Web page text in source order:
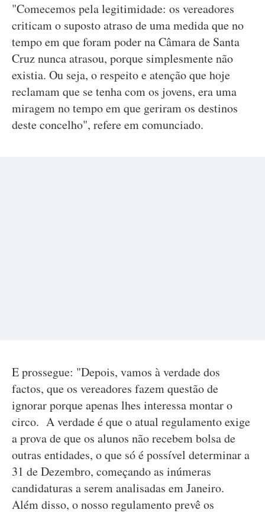
"Comecemos pela legitimidade: os vereadores
criticam o suposto atraso de uma medida que no
tempo em que foram poder na Câmara de Santa
Cruz nunca atrasou, porque simplesmente não
existia. Ou seja, o respeito e atenção que hoje
reclamam que se tenha com os jovens, era uma
miragem no tempo em que geriram os destinos
deste concelho", refere em comunciado.
E prossegue: "Depois, vamos à verdade dos
factos, que os vereadores fazem questão de
ignorar porque apenas lhes interessa montar o
circo. A verdade é que o atual regulamento exige
a prova de que os alunos não recebem bolsa de
outras entidades, o que só é possível determinar a
31 de Dezembro, começando as inúmeras
candidaturas a serem analisadas em Janeiro.
Além disso, o nosso regulamento prevê os